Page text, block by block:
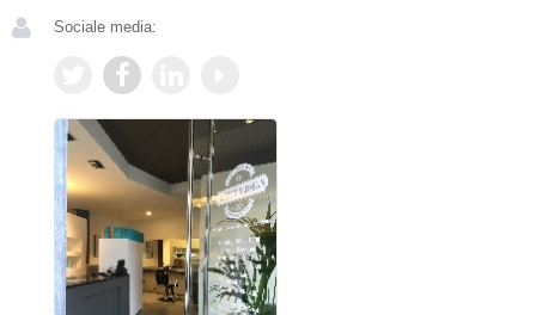
Sociale media: